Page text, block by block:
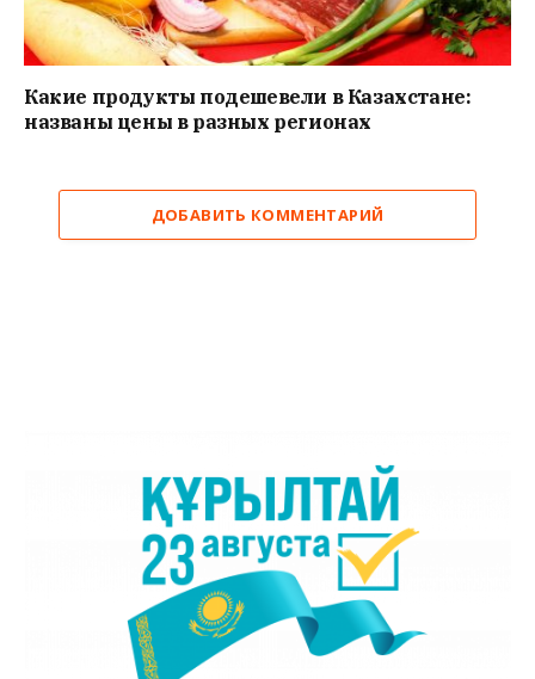
Какие продукты подешевели в Казахстане:
названы цены в разных регионах
ДОБАВИТЬ КОММЕНТАРИЙ